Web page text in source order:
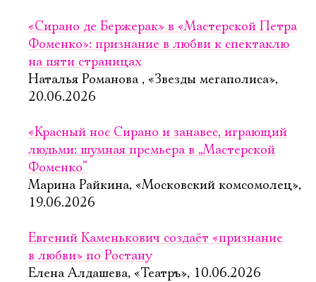
«Сирано де Бержерак» в «Мастерской Петра
Фоменко»: признание в любви к спектаклю
на пяти страницах
Наталья Романова , «Звезды мегаполиса»,
20.06.2026
«Красный нос Сирано и занавес, играющий
людьми: шумная премьера в „Мастерской
Фоменко“
Марина Райкина, «Московский комсомолец»,
19.06.2026
Евгений Каменькович создаёт «признание
в любви» по Ростану
Елена Алдашева, «Театръ», 10.06.2026